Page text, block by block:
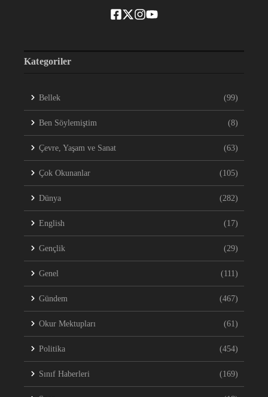
Kategoriler
Bellek (99)
Ben Söylemiştim (8)
Çevre, Yaşam ve Sanat (63)
Çok Okunanlar (105)
Dünya (282)
English (17)
Gençlik (29)
Genel (111)
Gündem (467)
Okur Mektupları (61)
Politika (454)
Sınıf Haberleri (169)